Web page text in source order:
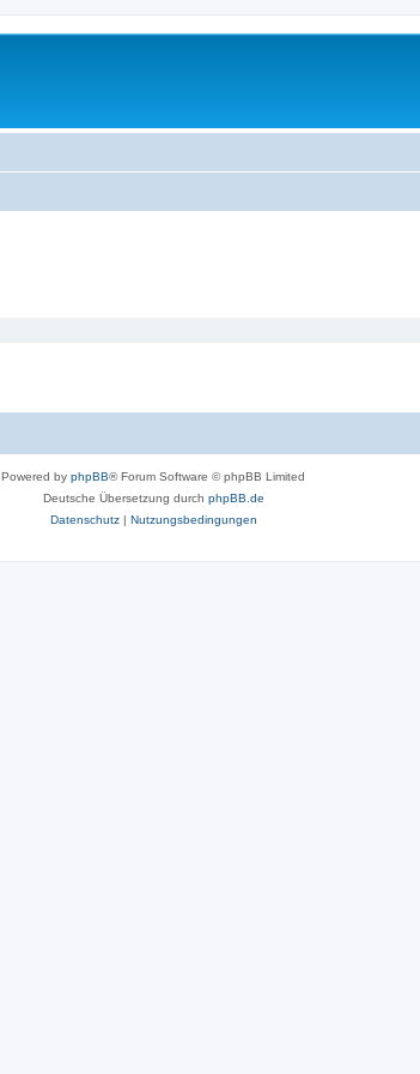
Powered by phpBB® Forum Software © phpBB Limited
Deutsche Übersetzung durch phpBB.de
Datenschutz| Nutzungsbedingungen